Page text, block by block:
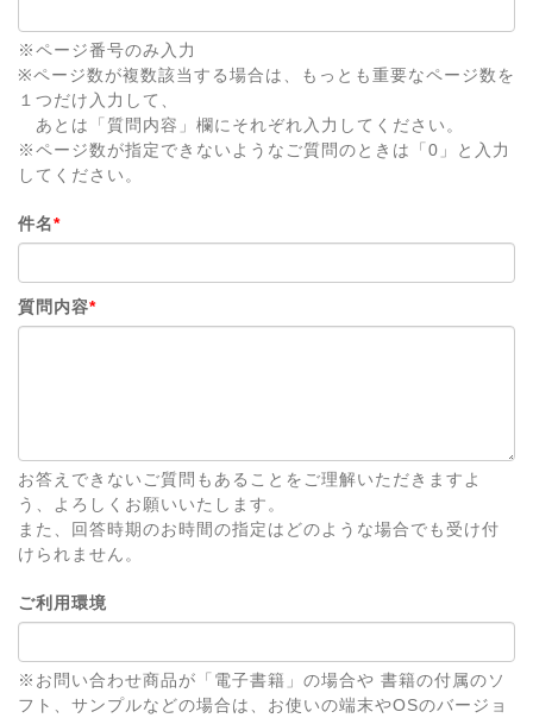
※ページ番号のみ入力
※ページ数が複数該当する場合は、もっとも重要なページ数を
１つだけ入力して、
あとは「質問内容」欄にそれぞれ入力してください。
※ページ数が指定できないようなご質問のときは「0」と入力
してください。
件名*
質問内容*
お答えできないご質問もあることをご理解いただきますよ
う、よろしくお願いいたします。
また、回答時期のお時間の指定はどのような場合でも受け付
けられません。
ご利用環境
※お問い合わせ商品が「電子書籍」の場合や 書籍の付属のソ
フト、サンプルなどの場合は、お使いの端末やOSのバージョ